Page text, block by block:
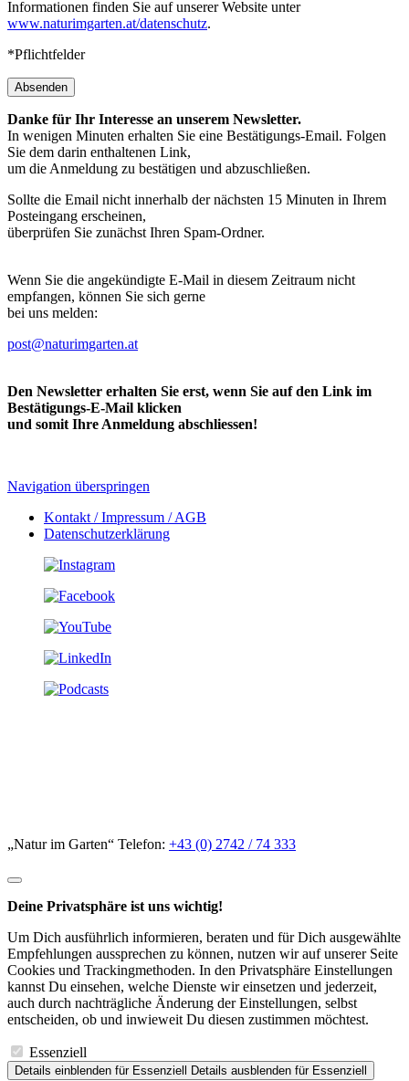
Informationen finden Sie auf unserer Website unter
www.naturimgarten.at/datenschutz.
*Pflichtfelder
Absenden
Danke für Ihr Interesse an unserem Newsletter.
In wenigen Minuten erhalten Sie eine Bestätigungs-Email. Folgen
Sie dem darin enthaltenen Link,
um die Anmeldung zu bestätigen und abzuschließen.
Sollte die Email nicht innerhalb der nächsten 15 Minuten in Ihrem
Posteingang erscheinen,
überprüfen Sie zunächst Ihren Spam-Ordner.
Wenn Sie die angekündigte E-Mail in diesem Zeitraum nicht
empfangen, können Sie sich gerne
bei uns melden:
post@naturimgarten.at
Den Newsletter erhalten Sie erst, wenn Sie auf den Link im
Bestätigungs-E-Mail klicken
und somit Ihre Anmeldung abschliessen!
Navigation überspringen
Kontakt / Impressum / AGB
Datenschutzerklärung
„Natur im Garten“ Telefon: +43 (0) 2742 / 74 333
Deine Privatsphäre ist uns wichtig!
Um Dich ausführlich informieren, beraten und für Dich ausgewählte
Empfehlungen aussprechen zu können, nutzen wir auf unserer Seite
Cookies und Trackingmethoden. In den Privatsphäre Einstellungen
kannst Du einsehen, welche Dienste wir einsetzen und jederzeit,
auch durch nachträgliche Änderung der Einstellungen, selbst
entscheiden, ob und inwieweit Du diesen zustimmen möchtest.
Essenziell
Details einblenden für Essenziell Details ausblenden für Essenziell